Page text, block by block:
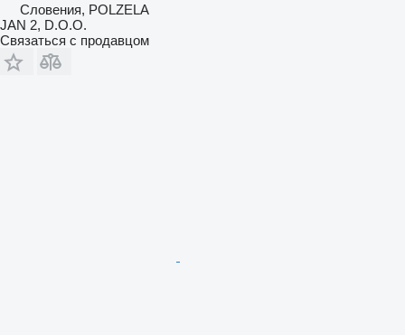
Словения, POLZELA
JAN 2, D.O.O.
Связаться с продавцом